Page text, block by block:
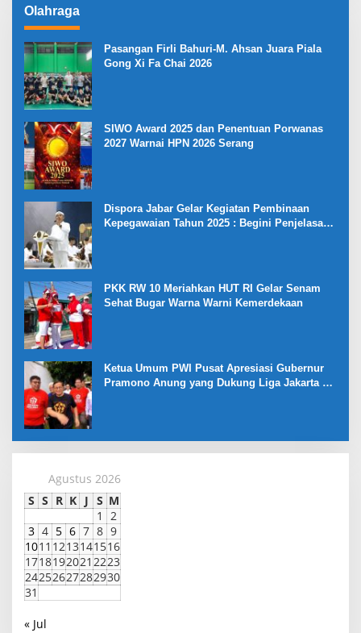
Olahraga
Pasangan Firli Bahuri-M. Ahsan Juara Piala
Gong Xi Fa Chai 2026
SIWO Award 2025 dan Penentuan Porwanas
2027 Warnai HPN 2026 Serang
Dispora Jabar Gelar Kegiatan Pembinaan
Kepegawaian Tahun 2025 : Begini Penjelasan
PKK RW 10 Meriahkan HUT RI Gelar Senam
Sehat Bugar Warna Warni Kemerdekaan
Ketua Umum PWI Pusat Apresiasi Gubernur
Pramono Anung yang Dukung Liga Jakarta U-
Agustus 2026
S S R K J S M
1
2
3 4 5 6 7 8 9
1011 1213141516
1718192021 2223
24252627282930
31
« Jul